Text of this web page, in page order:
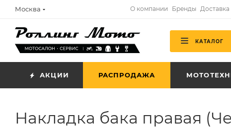
Москва О компании Бренды Доставка
КАТАЛОГ
АКЦИИ РАСПРОДАЖА
Накладка бака правая